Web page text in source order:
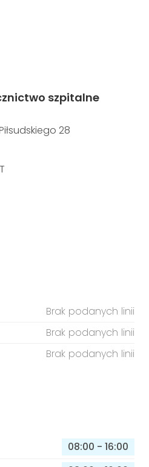
szpitalne
28
Brak podanych linii
Brak podanych linii
Brak podanych linii
08:00 - 16:00